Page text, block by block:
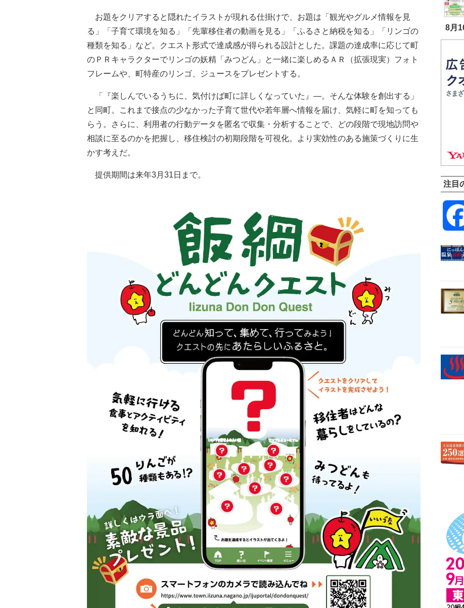
お題をクリアすると隠れたイラストが現れる仕掛けで、お題は「観光やグルメ情報を見
る」「子育て環境を知る」「先輩移住者の動画を見る」「ふるさと納税を知る」「リンゴの
種類を知る」など。クエスト形式で達成感が得られる設計とした。課題の達成率に応じて町
のＰＲキャラクターでリンゴの妖精「みつどん」と一緒に楽しめるＡＲ（拡張現実）フォト
フレームや、町特産のリンゴ、ジュースをプレゼントする。
「『楽しんでいるうちに、気付けば町に詳しくなっていた』―。そんな体験を創出する」
と同町。これまで接点の少なかった子育て世代や若年層へ情報を届け、気軽に町を知っても
らう。さらに、利用者の行動データを匿名で収集・分析することで、どの段階で現地訪問や
相談に至るのかを把握し、移住検討の初期段階を可視化。より実効性のある施策づくりに生
かす考えだ。
提供期間は来年3月31日まで。
8月
注目